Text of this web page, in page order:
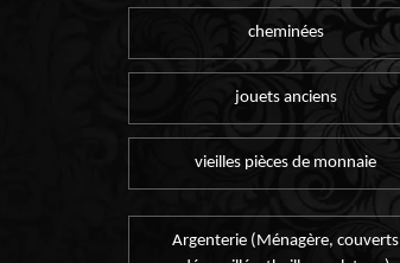
cheminées
jouets anciens
vieilles pièces de monnaie
Argenterie (Ménagère, couverts